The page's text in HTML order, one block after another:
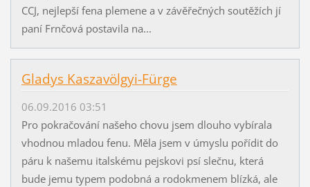
CCJ, nejlepší fena plemene a v závěřečných soutěžích jí
paní Frnčová postavila na...
Gladys Kaszavölgyi-Fürge
06.09.2016 03:51
Pro pokračování našeho chovu jsem dlouho vybírala
vhodnou mladou fenu. Měla jsem v úmyslu pořídit do
páru k našemu italskému pejskovi psí slečnu, která
bude jemu typem podobná a rodokmenem blízká, ale